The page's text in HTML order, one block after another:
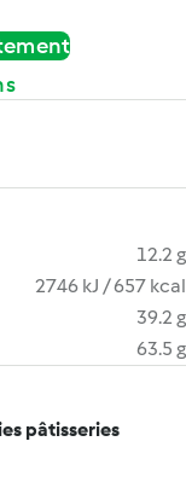
12.2 g
2746 kJ / 657 kcal
39.2 g
63.5 g
pâtisseries